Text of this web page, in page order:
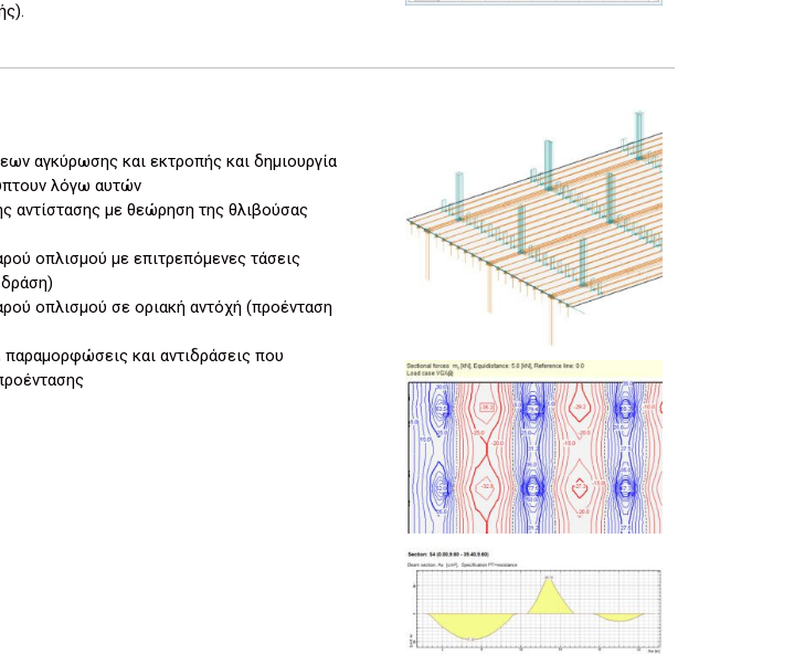
αγκύρωσης και εκτροπής και δημιουργία
λόγω αυτών
αντίστασης με θεώρηση της θλιβούσας
οπλισμού με επιτρεπόμενες τάσεις
οπλισμού σε οριακή αντόχή (προένταση
παραμορφώσεις και αντιδράσεις που